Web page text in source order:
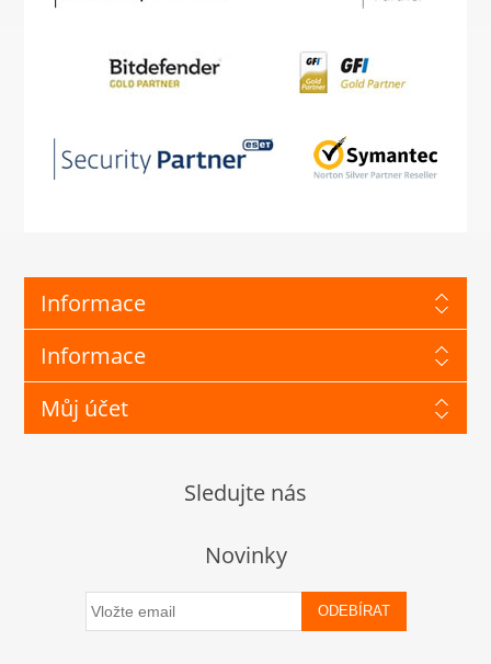
Informace
Informace
Můj účet
Sledujte nás
Novinky
ODEBÍRAT